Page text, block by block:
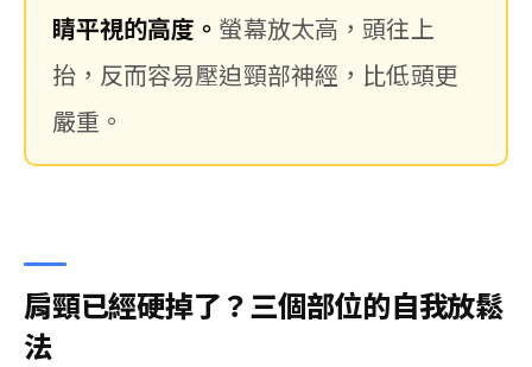
睛平視的高度。 螢幕放太高，頭往上
抬，反而容易壓迫頸部神經，比低頭更
嚴重。
肩頸已經硬掉了？三個部位的自我放鬆
法